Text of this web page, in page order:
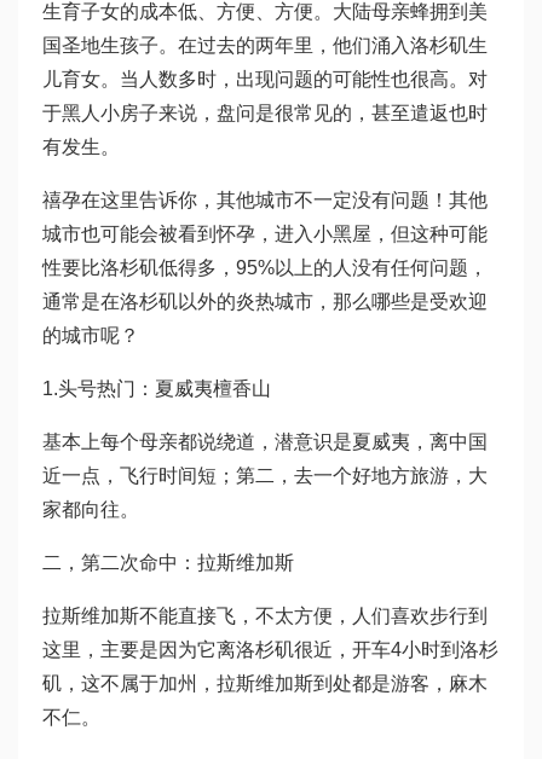
生育子女的成本低、方便、方便。大陆母亲蜂拥到美
国圣地生孩子。在过去的两年里，他们涌入洛杉矶生
儿育女。当人数多时，出现问题的可能性也很高。对
于黑人小房子来说，盘问是很常见的，甚至遣返也时
有发生。
禧孕在这里告诉你，其他城市不一定没有问题！其他
城市也可能会被看到怀孕，进入小黑屋，但这种可能
性要比洛杉矶低得多，95%以上的人没有任何问题，
通常是在洛杉矶以外的炎热城市，那么哪些是受欢迎
的城市呢？
1.头号热门：夏威夷檀香山
基本上每个母亲都说绕道，潜意识是夏威夷，离中国
近一点，飞行时间短；第二，去一个好地方旅游，大
家都向往。
二，第二次命中：拉斯维加斯
拉斯维加斯不能直接飞，不太方便，人们喜欢步行到
这里，主要是因为它离洛杉矶很近，开车4小时到洛杉
矶，这不属于加州，拉斯维加斯到处都是游客，麻木
不仁。